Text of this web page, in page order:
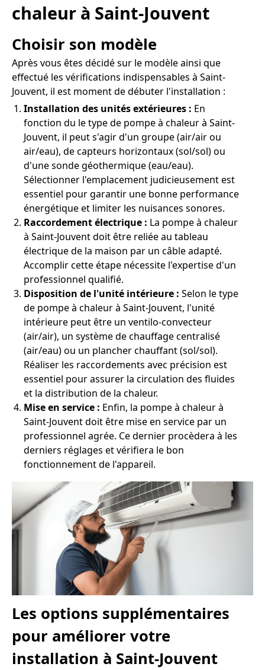
chaleur à Saint-Jouvent
Choisir son modèle
Après vous êtes décidé sur le modèle ainsi que
effectué les vérifications indispensables à Saint-
Jouvent, il est moment de débuter l'installation :
Installation des unités extérieures : En
fonction du le type de pompe à chaleur à Saint-
Jouvent, il peut s'agir d'un groupe (air/air ou
air/eau), de capteurs horizontaux (sol/sol) ou
d'une sonde géothermique (eau/eau).
Sélectionner l'emplacement judicieusement est
essentiel pour garantir une bonne performance
énergétique et limiter les nuisances sonores.
Raccordement électrique : La pompe à chaleur
à Saint-Jouvent doit être reliée au tableau
électrique de la maison par un câble adapté.
Accomplir cette étape nécessite l'expertise d'un
professionnel qualifié.
Disposition de l'unité intérieure : Selon le type
de pompe à chaleur à Saint-Jouvent, l'unité
intérieure peut être un ventilo-convecteur
(air/air), un système de chauffage centralisé
(air/eau) ou un plancher chauffant (sol/sol).
Réaliser les raccordements avec précision est
essentiel pour assurer la circulation des fluides
et la distribution de la chaleur.
Mise en service : Enfin, la pompe à chaleur à
Saint-Jouvent doit être mise en service par un
professionnel agrée. Ce dernier procèdera à les
derniers réglages et vérifiera le bon
fonctionnement de l'appareil.
Les options supplémentaires
pour améliorer votre
installation à Saint-Jouvent